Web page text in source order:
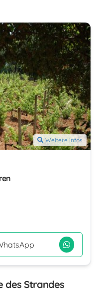
Weitere Infos
des Strandes